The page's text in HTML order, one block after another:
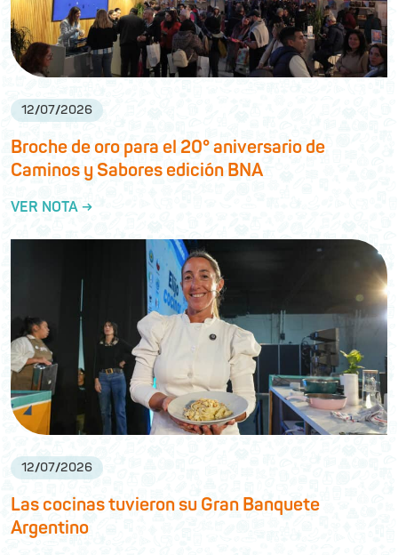
12/07/2026
Broche de oro para el 20° aniversario de
Caminos y Sabores edición BNA
VER NOTA →
12/07/2026
Las cocinas tuvieron su Gran Banquete
Argentino